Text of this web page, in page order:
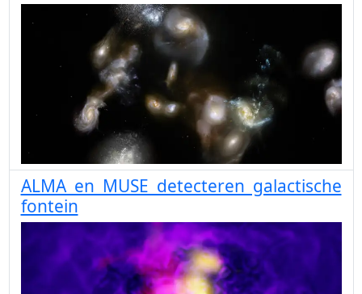
ALMA en MUSE detecteren galactische
fontein